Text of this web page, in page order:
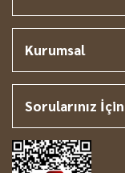
Kurumsal
Sorularınız İçin